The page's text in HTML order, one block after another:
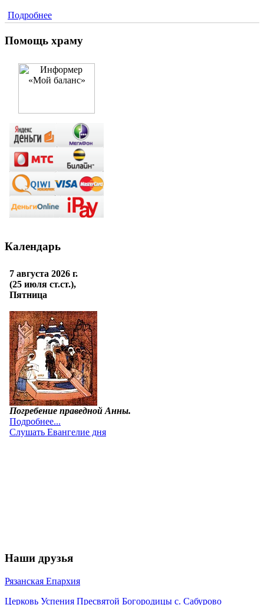
Подробнее
Помощь храму
Календарь
Наши друзья
Рязанская Епархия
Церковь Успения Пресвятой Богородицы с. Сабурово